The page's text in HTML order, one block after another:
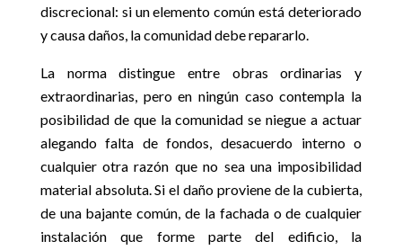
discrecional: si un elemento común está deteriorado
y causa daños, la comunidad debe repararlo.
La norma distingue entre obras ordinarias y
extraordinarias, pero en ningún caso contempla la
posibilidad de que la comunidad se niegue a actuar
alegando falta de fondos, desacuerdo interno o
cualquier otra razón que no sea una imposibilidad
material absoluta. Si el daño proviene de la cubierta,
de una bajante común, de la fachada o de cualquier
instalación que forme parte del edificio, la